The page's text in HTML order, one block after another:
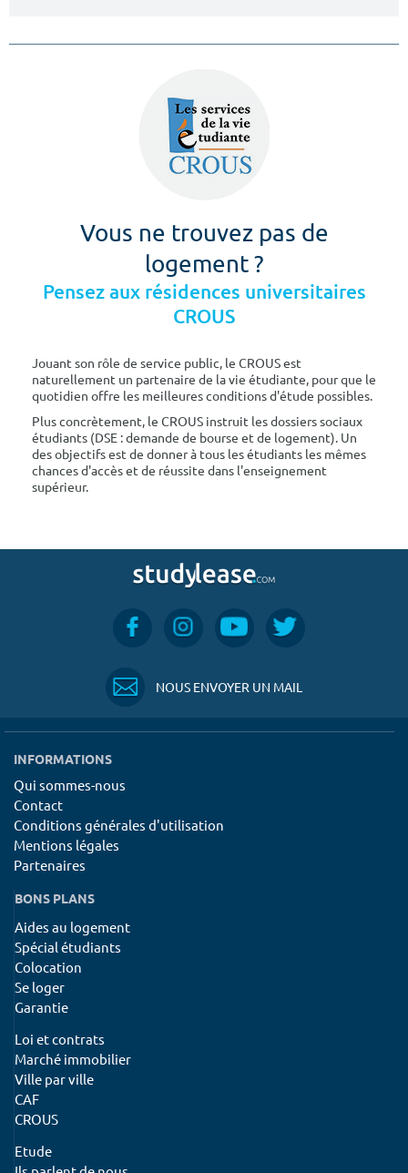
Vous ne trouvez pas de
logement ?
Pensez aux résidences universitaires
CROUS
Jouant son rôle de service public, le CROUS est
naturellement un partenaire de la vie étudiante, pour que le
quotidien offre les meilleures conditions d'étude possibles.
Plus concrètement, le CROUS instruit les dossiers sociaux
étudiants (DSE : demande de bourse et de logement). Un
des objectifs est de donner à tous les étudiants les mêmes
chances d'accès et de réussite dans l'enseignement
supérieur.
NOUS ENVOYER UN MAIL
INFORMATIONS
Qui sommes-nous
Contact
Conditions générales d'utilisation
Mentions légales
Partenaires
BONS PLANS
Aides au logement
Spécial étudiants
Colocation
Se loger
Garantie
Loi et contrats
Marché immobilier
Ville par ville
CAF
CROUS
Etude